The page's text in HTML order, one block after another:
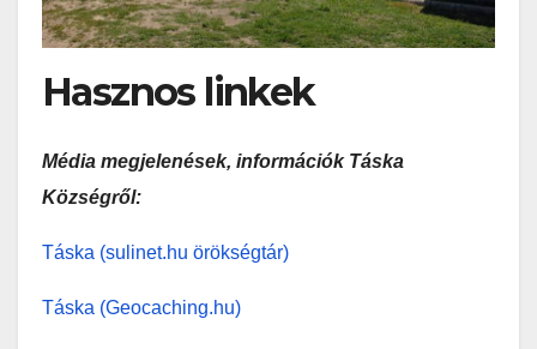
Hasznos linkek
Média megjelenések, információk Táska
Községről:
Táska (sulinet.hu örökségtár)
Táska (Geocaching.hu)